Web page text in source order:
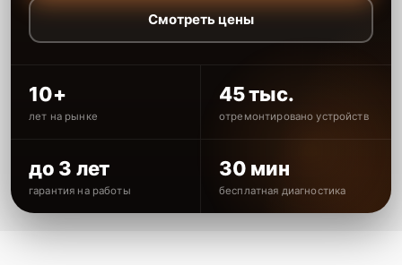
Смотреть цены
10+
лет на рынке
45 тыс.
отремонтировано устройств
до 3 лет
гарантия на работы
30 мин
бесплатная диагностика